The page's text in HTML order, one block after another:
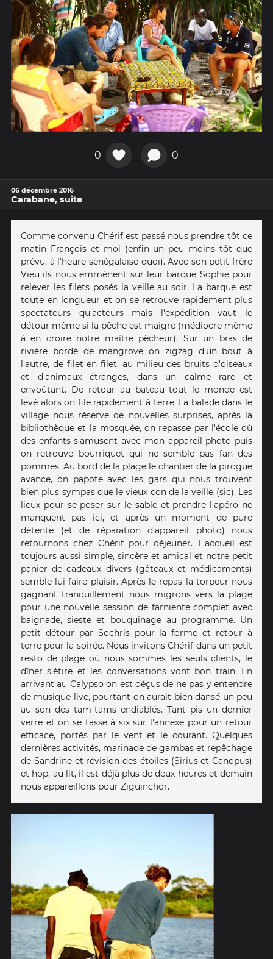
0 0
06 décembre 2016
Carabane, suite
Comme convenu Chérif est passé nous prendre tôt ce
matin François et moi (enfin un peu moins tôt que
prévu, à l'heure sénégalaise quoi). Avec son petit frère
Vieu ils nous emmènent sur leur barque Sophie pour
relever les filets posés la veille au soir. La barque est
toute en longueur et on se retrouve rapidement plus
spectateurs qu'acteurs mais l'expédition vaut le
détour même si la pêche est maigre (médiocre même
à en croire notre maître pêcheur). Sur un bras de
rivière bordé de mangrove on zigzag d'un bout à
l'autre, de filet en filet, au milieu des bruits d'oiseaux
et d'animaux étranges, dans un calme rare et
envoûtant. De retour au bateau tout le monde est
levé alors on file rapidement à terre. La balade dans le
village nous réserve de nouvelles surprises, après la
bibliothèque et la mosquée, on repasse par l'école où
des enfants s'amusent avec mon appareil photo puis
on retrouve bourriquet qui ne semble pas fan des
pommes. Au bord de la plage le chantier de la pirogue
avance, on papote avec les gars qui nous trouvent
bien plus sympas que le vieux con de la veille (sic). Les
lieux pour se poser sur le sable et prendre l'apéro ne
manquent pas ici, et après un moment de pure
détente (et de réparation d'appareil photo) nous
retournons chez Chérif pour déjeuner. L'accueil est
toujours aussi simple, sincère et amical et notre petit
panier de cadeaux divers (gâteaux et médicaments)
semble lui faire plaisir. Après le repas la torpeur nous
gagnant tranquillement nous migrons vers la plage
pour une nouvelle session de farniente complet avec
baignade, sieste et bouquinage au programme. Un
petit détour par Sochris pour la forme et retour à
terre pour la soirée. Nous invitons Chérif dans un petit
resto de plage où nous sommes les seuls clients, le
dîner s'étire et les conversations vont bon train. En
arrivant au Calypso on est déçus de ne pas y entendre
de musique live, pourtant on aurait bien dansé un peu
au son des tam-tams endiablés. Tant pis un dernier
verre et on se tasse à six sur l'annexe pour un retour
efficace, portés par le vent et le courant. Quelques
dernières activités, marinade de gambas et repêchage
de Sandrine et révision des étoiles (Sirius et Canopus)
et hop, au lit, il est déjà plus de deux heures et demain
nous appareillons pour Ziguinchor.